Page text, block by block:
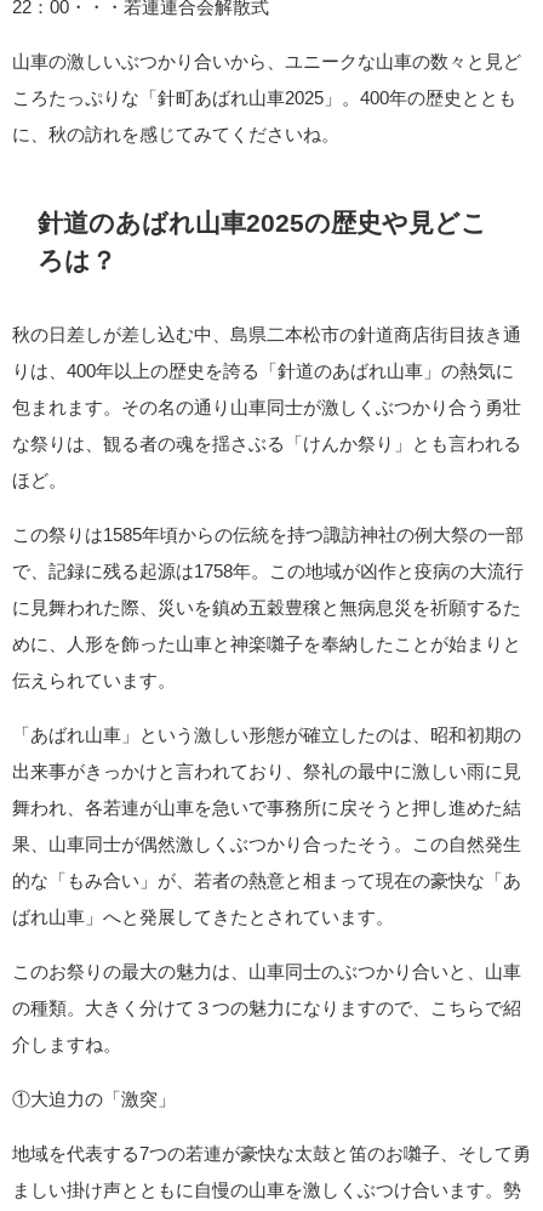
22：00・・・若連連合会解散式
山車の激しいぶつかり合いから、ユニークな山車の数々と見ど
ころたっぷりな「針町あばれ山車2025」。400年の歴史ととも
に、秋の訪れを感じてみてくださいね。
針道のあばれ山車2025の歴史や見どこ
ろは？
秋の日差しが差し込む中、島県二本松市の針道商店街目抜き通
りは、400年以上の歴史を誇る「針道のあばれ山車」の熱気に
包まれます。その名の通り山車同士が激しくぶつかり合う勇壮
な祭りは、観る者の魂を揺さぶる「けんか祭り」とも言われる
ほど。
この祭りは1585年頃からの伝統を持つ諏訪神社の例大祭の一部
で、記録に残る起源は1758年。この地域が凶作と疫病の大流行
に見舞われた際、災いを鎮め五穀豊穣と無病息災を祈願するた
めに、人形を飾った山車と神楽囃子を奉納したことが始まりと
伝えられています。
「あばれ山車」という激しい形態が確立したのは、昭和初期の
出来事がきっかけと言われており、祭礼の最中に激しい雨に見
舞われ、各若連が山車を急いで事務所に戻そうと押し進めた結
果、山車同士が偶然激しくぶつかり合ったそう。この自然発生
的な「もみ合い」が、若者の熱意と相まって現在の豪快な「あ
ばれ山車」へと発展してきたとされています。
このお祭りの最大の魅力は、山車同士のぶつかり合いと、山車
の種類。大きく分けて３つの魅力になりますので、こちらで紹
介しますね。
①大迫力の「激突」
地域を代表する7つの若連が豪快な太鼓と笛のお囃子、そして勇
ましい掛け声とともに自慢の山車を激しくぶつけ合います。勢